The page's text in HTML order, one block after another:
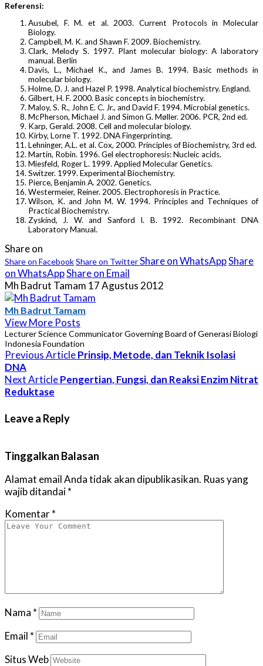
Referensi:
Ausubel, F. M. et al. 2003. Current Protocols in Molecular
Biology.
Campbell, M. K. and Shawn F. 2009. Biochemistry.
Clark, Melody S. 1997. Plant molecular biology: A laboratory
manual. Berlin
Davis, L., Michael K., and James B. 1994. Basic methods in
molecular biology.
Holme, D. J. and Hazel P. 1998. Analytical biochemistry. England.
Gilbert, H. F. 2000. Basic concepts in biochemistry.
Maloy, S. R., John E. C. Jr., and David F. 1994. Microbial genetics.
McPherson, Michael J. and Simon G. Møller. 2006. PCR, 2nd ed.
Karp, Gerald. 2008. Cell and molecular biology.
Kirby, Lorne T. 1992. DNA Fingerprinting.
Lehninger, A.L. et al. Cox, 2000. Principles of Biochemistry, 3rd ed.
Martin, Robin. 1996. Gel electrophoresis: Nucleic acids.
Miesfeld, Roger L. 1999. Applied Molecular Genetics.
Switzer. 1999. Experimental Biochemistry.
Pierce, Benjamin A. 2002. Genetics.
Westermeier, Reiner. 2005. Electrophoresis in Practice.
Wilson, K. and John M. W. 1994. Principles and Techniques of
Practical Biochemistry.
Zyskind, J. W. and Sanford I. B. 1992. Recombinant DNA
Laboratory Manual.
Share on
Share on FacebookShare on TwitterShare on WhatsAppShare
on WhatsAppShare on Email
Mh Badrut Tamam 17 Agustus 2012
Mh Badrut Tamam
View More Posts
Lecturer Science Communicator Governing Board of Generasi Biologi
Indonesia Foundation
Previous ArticlePrinsip, Metode, dan Teknik Isolasi
DNA
Next ArticlePengertian, Fungsi, dan Reaksi Enzim Nitrat
Reduktase
Leave a Reply
Tinggalkan Balasan
Alamat email Anda tidak akan dipublikasikan. Ruas yang
wajib ditandai*
Komentar*
Nama *
Email *
Situs Web